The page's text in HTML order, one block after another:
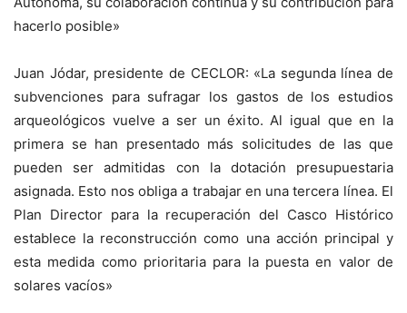
hacerlo posible»
Juan Jódar, presidente de CECLOR: «La segunda línea de
subvenciones para sufragar los gastos de los estudios
arqueológicos vuelve a ser un éxito. Al igual que en la
primera se han presentado más solicitudes de las que
pueden ser admitidas con la dotación presupuestaria
asignada. Esto nos obliga a trabajar en una tercera línea. El
Plan Director para la recuperación del Casco Histórico
establece la reconstrucción como una acción principal y
esta medida como prioritaria para la puesta en valor de
solares vacíos»